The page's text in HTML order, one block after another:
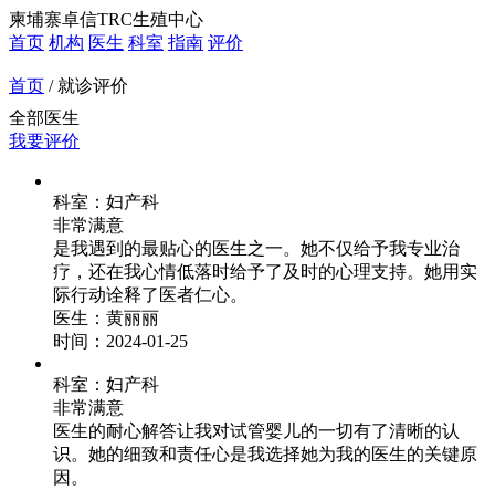
柬埔寨卓信TRC生殖中心
首页 机构 医生 科室 指南 评价
首页 / 就诊评价
全部医生
我要评价
科室： 妇产科
非常满意
是我遇到的最贴心的医生之一。她不仅给予我专业治
疗，还在我心情低落时给予了及时的心理支持。她用实
际行动诠释了医者仁心。
医生： 黄丽丽
时间：2024-01-25
科室： 妇产科
非常满意
医生的耐心解答让我对试管婴儿的一切有了清晰的认
识。她的细致和责任心是我选择她为我的医生的关键原
因。